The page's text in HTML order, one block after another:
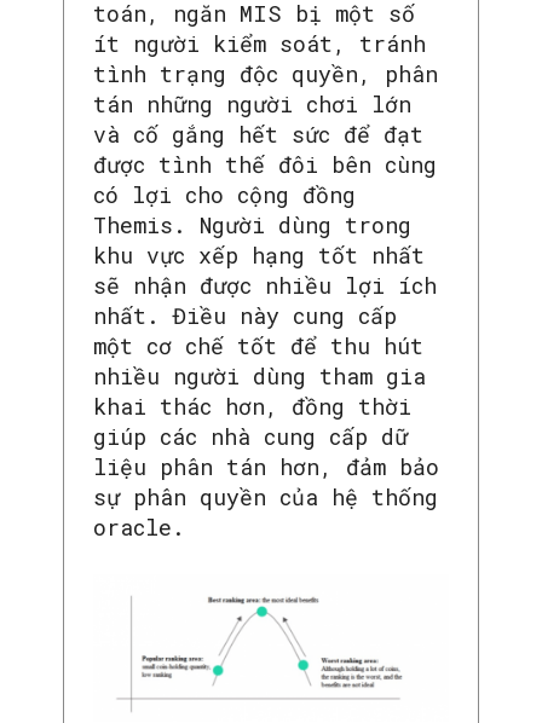
toán, ngăn MIS bị một số
ít người kiểm soát, tránh
tình trạng độc quyền, phân
tán những người chơi lớn
và cố gắng hết sức để đạt
được tình thế đôi bên cùng
có lợi cho cộng đồng
Themis. Người dùng trong
khu vực xếp hạng tốt nhất
sẽ nhận được nhiều lợi ích
nhất. Điều này cung cấp
một cơ chế tốt để thu hút
nhiều người dùng tham gia
khai thác hơn, đồng thời
giúp các nhà cung cấp dữ
liệu phân tán hơn, đảm bảo
sự phân quyền của hệ thống
oracle.